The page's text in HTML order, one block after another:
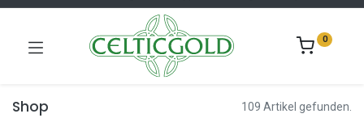
0
Shop 109 Artikel gefunden.